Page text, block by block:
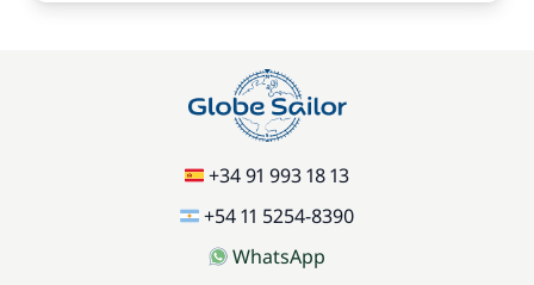
+34 91 993 18 13
+54 11 5254-8390
WhatsApp